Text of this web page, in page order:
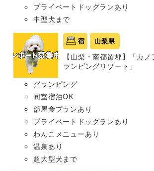
プライベートドッグランあり
中型犬まで
宿 山梨県
【山梨・南都留郡】「カ
ランピングリゾート」
グランピング
同室宿泊OK
部屋食プランあり
プライベートドッグランあり
わんこメニューあり
温泉あり
超大型犬まで